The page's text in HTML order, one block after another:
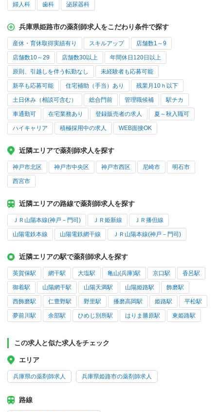
婦人科 歯科 泌尿器科
兵庫県姫路市の薬剤師求人をこだわり条件で探す
産休・育休取得実績有り スキルアップ 店舗数1～9
店舗数10～29 店舗数30以上 年間休日120日以上
原則、引越しを伴う転勤なし 未経験者も応募可能
新卒も応募可能 住宅補助（手当）あり 残業月10ｈ以下
土日休み（相談可含む） 総合門前 管理職候補 駅チカ
車通勤可 在宅業務あり 登録販売者の求人 夏～秋入職可
ハイキャリア 積極採用中の求人 WEB面接OK
近隣エリアで薬剤師求人を探す
神戸市北区 神戸市中央区 神戸市西区 尼崎市 明石市
西宮市
近隣エリアの路線で薬剤師求人を探す
ＪＲ山陽本線(神戸－門司) ＪＲ姫新線 ＪＲ播但線
山陽電鉄本線 山陽電鉄網干線 ＪＲ山陽本線(神戸－門司)
近隣エリアの駅で薬剤師求人を探す
英賀保駅 網干駅 大塩駅 亀山(兵庫)駅 京口駅 香呂駅
御着駅 山陽網干駅 山陽天満駅 山陽姫路駅 飾磨駅
西飾磨駅 仁豊野駅 野里駅 播磨高岡駅 姫路駅 平松駅
夢前川駅 余部駅 ひめじ別所駅 はりま勝原駅 東姫路駅
この求人と似た求人をチェック
エリア
兵庫県の薬剤師求人 兵庫県姫路市の薬剤師求人
路線